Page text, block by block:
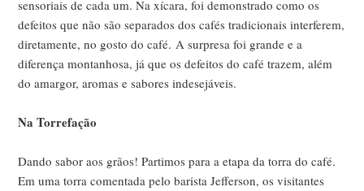
sensoriais de cada um. Na xícara, foi demonstrado como os
defeitos que não são separados dos cafés tradicionais interferem,
diretamente, no gosto do café.A surpresa foi grande e a
diferença montanhosa, já que os defeitos do café trazem, além
do amargor, aromas e sabores indesejáveis.
Na Torrefação
Dando sabor aos grãos! Partimos para a etapa da torra do café.
Em uma torra comentada pelo barista Jefferson, os visitantes